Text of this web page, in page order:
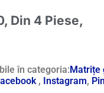
, Din 4 Piese,
în categoria:Matrițe
, Instagram,